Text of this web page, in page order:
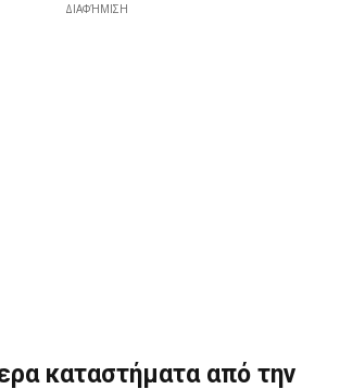
ΔΙΑΦΉΜΙΣΗ
καταστήματα από την